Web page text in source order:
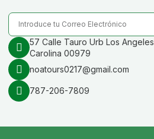
57 Calle Tauro Urb Los Angeles
Carolina 00979
noatours0217@gmail.com
787-206-7809